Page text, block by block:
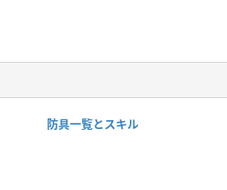
防具一覧とスキル